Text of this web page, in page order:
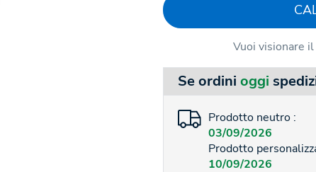
Vuoi visionare
Se ordini oggi
Prodotto neutro :
03/09/2026
Prodotto
10/09/2026